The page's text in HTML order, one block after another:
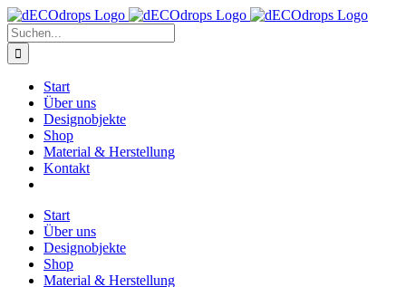
Zum
Inhalt
springen
Suche
nach:
Start
Über uns
Designobjekte
Shop
Material & Herstellung
Kontakt
Start
Über uns
Designobjekte
Shop
Material & Herstellung